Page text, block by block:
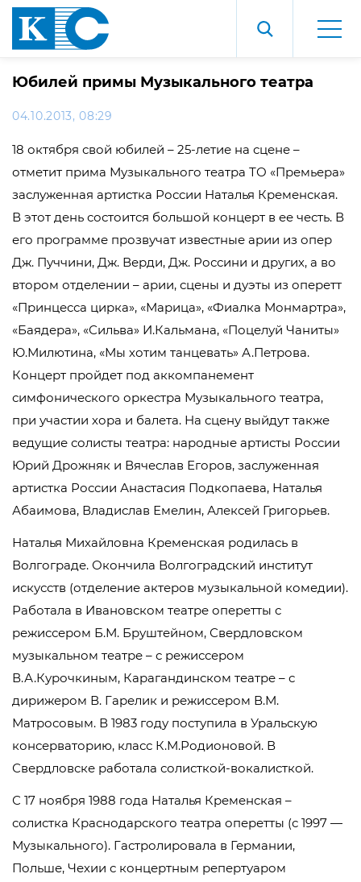
Юбилей примы Музыкального театра
04.10.2013, 08:29
18 октября свой юбилей – 25-летие на сцене –
отметит прима Музыкального театра ТО «Премьера»
заслуженная артистка России Наталья Кременская.
В этот день состоится большой концерт в ее честь. В
его программе прозвучат известные арии из опер
Дж. Пуччини, Дж. Верди, Дж. Россини и других, а во
втором отделении – арии, сцены и дуэты из оперетт
«Принцесса цирка», «Марица», «Фиалка Монмартра»,
«Баядера», «Сильва» И.Кальмана, «Поцелуй Чаниты»
Ю.Милютина, «Мы хотим танцевать» А.Петрова.
Концерт пройдет под аккомпанемент
симфонического оркестра Музыкального театра,
при участии хора и балета. На сцену выйдут также
ведущие солисты театра: народные артисты России
Юрий Дрожняк и Вячеслав Егоров, заслуженная
артистка России Анастасия Подкопаева, Наталья
Абаимова, Владислав Емелин, Алексей Григорьев.
Наталья Михайловна Кременская родилась в
Волгограде. Окончила Волгоградский институт
искусств (отделение актеров музыкальной комедии).
Работала в Ивановском театре оперетты с
режиссером Б.М. Бруштейном, Свердловском
музыкальном театре – с режиссером
В.А.Курочкиным, Карагандинском театре – с
дирижером В. Гарелик и режиссером В.М.
Матросовым. В 1983 году поступила в Уральскую
консерваторию, класс К.М.Родионовой. В
Свердловске работала солисткой-вокалисткой.
С 17 ноября 1988 года Наталья Кременская –
солистка Краснодарского театра оперетты (с 1997 —
Музыкального). Гастролировала в Германии,
Польше, Чехии с концертным репертуаром